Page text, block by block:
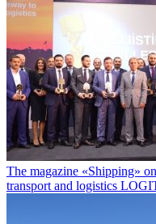
The magazine «Shipping»
transport and logistics